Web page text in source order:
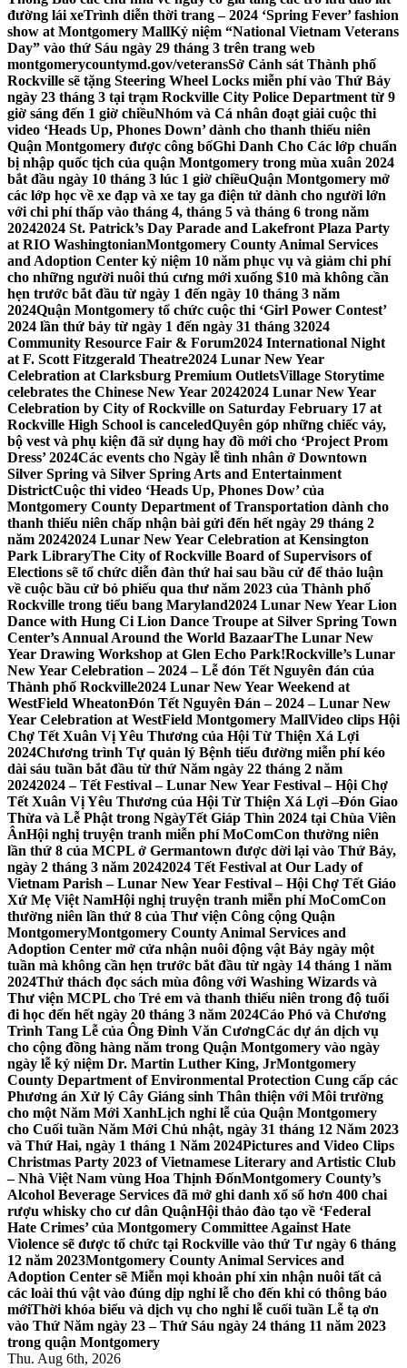
đường lái xeTrình diễn thời trang – 2024 ‘Spring Fever’ fashion
show at Montgomery MallKỷ niệm “National Vietnam Veterans
Day” vào thứ Sáu ngày 29 tháng 3 trên trang web
montgomerycountymd.gov/veteransSở Cảnh sát Thành phố
Rockville sẽ tặng Steering Wheel Locks miễn phí vào Thứ Bảy
ngày 23 tháng 3 tại trạm Rockville City Police Department từ 9
giờ sáng đến 1 giờ chiềuNhóm và Cá nhân đoạt giải cuộc thi
video ‘Heads Up, Phones Down’ dành cho thanh thiếu niên
Quận Montgomery được công bốGhi Danh Cho Các lớp chuẩn
bị nhập quốc tịch của quận Montgomery trong mùa xuân 2024
bắt đầu ngày 10 tháng 3 lúc 1 giờ chiềuQuận Montgomery mở
các lớp học về xe đạp và xe tay ga điện tử dành cho người lớn
với chi phí thấp vào tháng 4, tháng 5 và tháng 6 trong năm
20242024 St. Patrick’s Day Parade and Lakefront Plaza Party
at RIO WashingtonianMontgomery County Animal Services
and Adoption Center kỷ niệm 10 năm phục vụ và giảm chi phí
cho những người nuôi thú cưng mới xuống $10 mà không cần
hẹn trước bắt đầu từ ngày 1 đến ngày 10 tháng 3 năm
2024Quận Montgomery tổ chức cuộc thi ‘Girl Power Contest’
2024 lần thứ bảy từ ngày 1 đến ngày 31 tháng 32024
Community Resource Fair & Forum2024 International Night
at F. Scott Fitzgerald Theatre2024 Lunar New Year
Celebration at Clarksburg Premium OutletsVillage Storytime
celebrates the Chinese New Year 20242024 Lunar New Year
Celebration by City of Rockville on Saturday February 17 at
Rockville High School is canceledQuyên góp những chiếc váy,
bộ vest và phụ kiện đã sử dụng hay đồ mới cho ‘Project Prom
Dress’ 2024Các events cho Ngày lễ tình nhân ở Downtown
Silver Spring và Silver Spring Arts and Entertainment
DistrictCuộc thi video ‘Heads Up, Phones Dow’ của
Montgomery County Department of Transportation dành cho
thanh thiếu niên chấp nhận bài gửi đến hết ngày 29 tháng 2
năm 20242024 Lunar New Year Celebration at Kensington
Park LibraryThe City of Rockville Board of Supervisors of
Elections sẽ tổ chức diễn đàn thứ hai sau bầu cử để thảo luận
về cuộc bầu cử bỏ phiếu qua thư năm 2023 của Thành phố
Rockville trong tiểu bang Maryland2024 Lunar New Year Lion
Dance with Hung Ci Lion Dance Troupe at Silver Spring Town
Center’s Annual Around the World BazaarThe Lunar New
Year Drawing Workshop at Glen Echo Park!Rockville’s Lunar
New Year Celebration – 2024 – Lễ đón Tết Nguyên đán của
Thành phố Rockville2024 Lunar New Year Weekend at
WestField WheatonĐón Tết Nguyên Đán – 2024 – Lunar New
Year Celebration at WestField Montgomery MallVideo clips Hội
Chợ Tết Xuân Vị Yêu Thương của Hội Từ Thiện Xá Lợi
2024Chương trình Tự quản lý Bệnh tiểu đường miễn phí kéo
dài sáu tuần bắt đầu từ thứ Năm ngày 22 tháng 2 năm
20242024 – Tết Festival – Lunar New Year Festival – Hội Chợ
Tết Xuân Vị Yêu Thương của Hội Từ Thiện Xá Lợi –Đón Giao
Thừa và Lễ Phật trong NgàyTết Giáp Thìn 2024 tại Chùa Viên
ÂnHội nghị truyện tranh miễn phí MoComCon thường niên
lần thứ 8 của MCPL ở Germantown được dời lại vào Thứ Bảy,
ngày 2 tháng 3 năm 20242024 Tết Festival at Our Lady of
Vietnam Parish – Lunar New Year Festival – Hội Chợ Tết Giáo
Xứ Mẹ Việt NamHội nghị truyện tranh miễn phí MoComCon
thường niên lần thứ 8 của Thư viện Công cộng Quận
MontgomeryMontgomery County Animal Services and
Adoption Center mở cửa nhận nuôi động vật Bảy ngày một
tuần mà không cần hẹn trước bắt đầu từ ngày 14 tháng 1 năm
2024Thử thách đọc sách mùa đông với Washing Wizards và
Thư viện MCPL cho Trẻ em và thanh thiếu niên trong độ tuổi
đi học đến hết ngày 20 tháng 3 năm 2024Cáo Phó và Chương
Trình Tang Lễ của Ông Đinh Văn CươngCác dự án dịch vụ
cho cộng đồng hàng năm trong Quận Montgomery vào ngày
ngày lễ kỷ niệm Dr. Martin Luther King, JrMontgomery
County Department of Environmental Protection Cung cấp các
Phương án Xử lý Cây Giáng sinh Thân thiện với Môi trường
cho một Năm Mới XanhLịch nghỉ lễ của Quận Montgomery
cho Cuối tuần Năm Mới Chủ nhật, ngày 31 tháng 12 Năm 2023
và Thứ Hai, ngày 1 tháng 1 Năm 2024Pictures and Video Clips
Christmas Party 2023 of Vietnamese Literary and Artistic Club
– Nhà Việt Nam vùng Hoa Thịnh ĐốnMontgomery County’s
Alcohol Beverage Services đã mở ghi danh xổ số hơn 400 chai
rượu whisky cho cư dân QuậnHội thảo đào tạo về ‘Federal
Hate Crimes’ của Montgomery Committee Against Hate
Violence sẽ được tổ chức tại Rockville vào thứ Tư ngày 6 tháng
12 năm 2023Montgomery County Animal Services and
Adoption Center sẽ Miễn mọi khoản phí xin nhận nuôi tất cả
các loài thú vật vào đúng dịp nghỉ lễ cho đến khi có thông báo
mớiThời khóa biểu và dịch vụ cho nghỉ lễ cuối tuần Lễ tạ ơn
vào Thứ Năm ngày 23 – Thứ Sáu ngày 24 tháng 11 năm 2023
trong quận Montgomery
Thu. Aug 6th, 2026